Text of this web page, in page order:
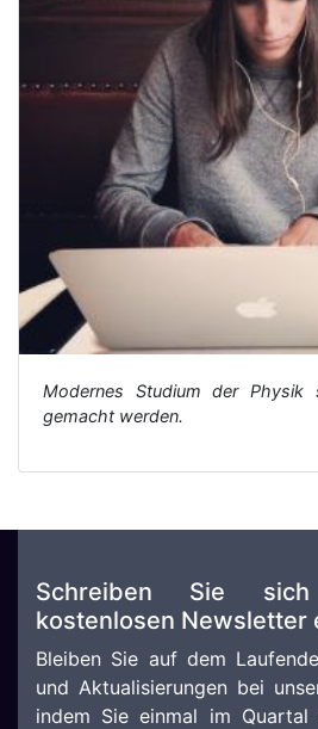
Modernes Studium der Physik
gemacht werden.
Schreiben Sie
kostenlosen Newsletter
Bleiben Sie auf dem
und Aktualisierungen bei
indem Sie einmal im Quartal